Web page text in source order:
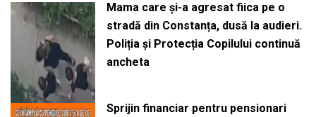
Mama care și-a agresat fiica pe o
stradă din Constanța, dusă la audieri.
Poliția și Protecția Copilului continuă
ancheta
Sprijin financiar pentru pensionari